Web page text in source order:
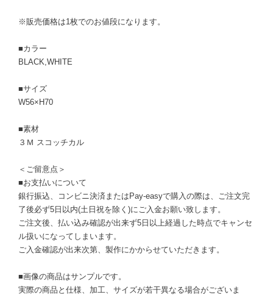
※販売価格は1枚でのお値段になります。
■カラー
BLACK,WHITE
■サイズ
W56×H70
■素材
３Ｍ スコッチカル
＜ご留意点＞
■お支払いについて
銀行振込、コンビニ決済またはPay-easyで購入の際は、ご注文完
了後必ず5日以内(土日祝を除く)にご入金お願い致します。
ご注文後、払い込み確認が出来ず5日以上経過した時点でキャンセ
ル扱いになってしまいます。
ご入金確認が出来次第、製作にかからせていただきます。
■画像の商品はサンプルです。
実際の商品と仕様、加工、サイズが若干異なる場合がございま